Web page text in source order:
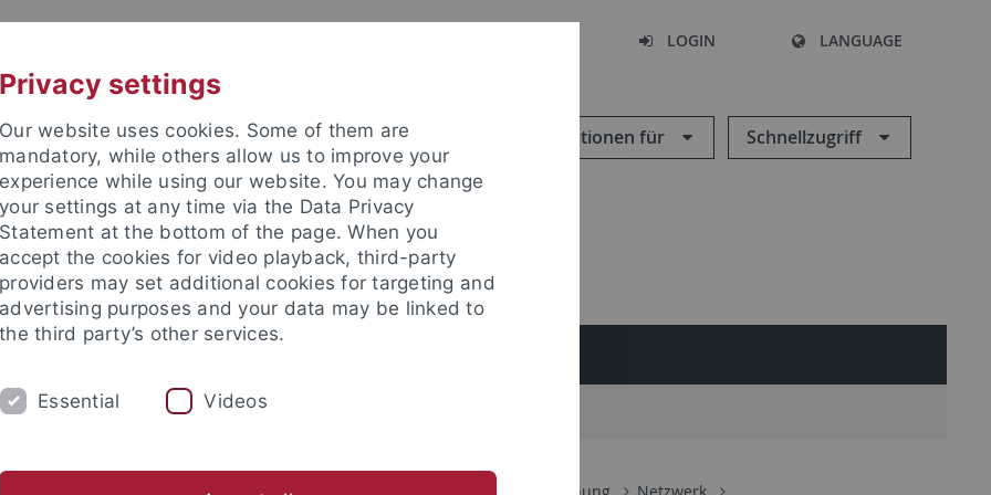
LOGIN LANGUAGE
Informationen für Schnellzugriff
(ZGD)
Netzwerk Corona, Gender und Diversität
Zentrum für Gender- und Diversitätsforschung (ZGD) Forschung
Netzwerk
Privacy settings
Our website uses cookies. Some of them are
mandatory, while others allow us to improve your
experience while using our website. You may change
your settings at any time via the Data Privacy
Statement at the bottom of the page. When you
accept the cookies for video playback, third-party
providers may set additional cookies for targeting and
advertising purposes and your data may be linked to
the third party’s other services.
Essential Videos